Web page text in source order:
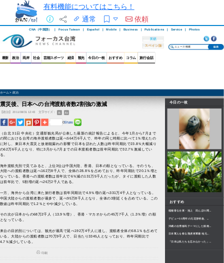
有料機能についてはこちら！
通常
依頼